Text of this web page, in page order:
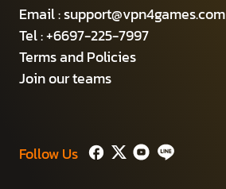
Email :support@vpn4games.com
Tel : +6697-225-7997
Terms and Policies
Join our teams
Follow Us